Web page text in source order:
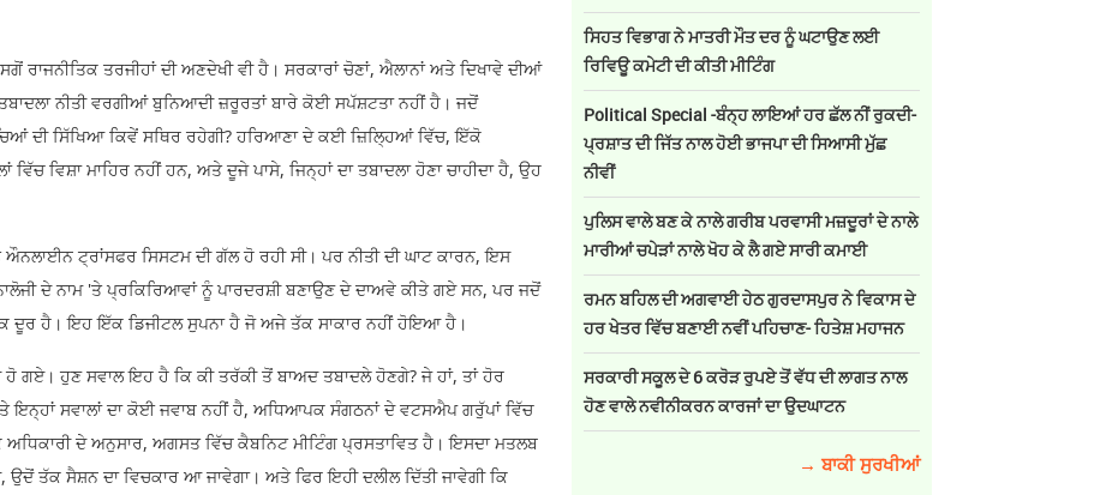
ਰਾਜਨੀਤਿਕ ਤਰਜੀਹਾਂ ਦੀ ਅਣਦੇਖੀ ਵੀ ਹੈ। ਸਰਕਾਰਾਂ ਚੋਣਾਂ, ਐਲਾਨਾਂ ਅਤੇ ਦਿਖਾਵੇ ਦੀਆਂ
ਨੀਤੀ ਵਰਗੀਆਂ ਬੁਨਿਆਦੀ ਜ਼ਰੂਰਤਾਂ ਬਾਰੇ ਕੋਈ ਸਪੱਸ਼ਟਤਾ ਨਹੀਂ ਹੈ। ਜਦੋਂ
ਦੀ ਸਿੱਖਿਆ ਕਿਵੇਂ ਸਥਿਰ ਰਹੇਗੀ? ਹਰਿਆਣਾ ਦੇ ਕਈ ਜ਼ਿਲ੍ਹਿਆਂ ਵਿੱਚ, ਇੱਕੋ
ਵਿਸ਼ਾ ਮਾਹਿਰ ਨਹੀਂ ਹਨ, ਅਤੇ ਦੂਜੇ ਪਾਸੇ, ਜਿਨ੍ਹਾਂ ਦਾ ਤਬਾਦਲਾ ਹੋਣਾ ਚਾਹੀਦਾ ਹੈ, ਉਹ
ਟ੍ਰਾਂਸਫਰ ਸਿਸਟਮ ਦੀ ਗੱਲ ਹੋ ਰਹੀ ਸੀ। ਪਰ ਨੀਤੀ ਦੀ ਘਾਟ ਕਾਰਨ, ਇਸ
ਦੇ ਨਾਮ 'ਤੇ ਪ੍ਰਕਿਰਿਆਵਾਂ ਨੂੰ ਪਾਰਦਰਸ਼ੀ ਬਣਾਉਣ ਦੇ ਦਾਅਵੇ ਕੀਤੇ ਗਏ ਸਨ, ਪਰ ਜਦੋਂ
ਦੂਰ ਹੈ। ਇਹ ਇੱਕ ਡਿਜੀਟਲ ਸੁਪਨਾ ਹੈ ਜੋ ਅਜੇ ਤੱਕ ਸਾਕਾਰ ਨਹੀਂ ਹੋਇਆ ਹੈ।
ਹੁਣ ਸਵਾਲ ਇਹ ਹੈ ਕਿ ਕੀ ਤਰੱਕੀ ਤੋਂ ਬਾਅਦ ਤਬਾਦਲੇ ਹੋਣਗੇ? ਜੇ ਹਾਂ, ਤਾਂ ਹੋਰ
ਇਨ੍ਹਾਂ ਸਵਾਲਾਂ ਦਾ ਕੋਈ ਜਵਾਬ ਨਹੀਂ ਹੈ, ਅਧਿਆਪਕ ਸੰਗਠਨਾਂ ਦੇ ਵਟਸਐਪ ਗਰੁੱਪਾਂ ਵਿੱਚ
ਅਧਿਕਾਰੀ ਦੇ ਅਨੁਸਾਰ, ਅਗਸਤ ਵਿੱਚ ਕੈਬਨਿਟ ਮੀਟਿੰਗ ਪ੍ਰਸਤਾਵਿਤ ਹੈ। ਇਸਦਾ ਮਤਲਬ
ਤੱਕ ਸੈਸ਼ਨ ਦਾ ਵਿਚਕਾਰ ਆ ਜਾਵੇਗਾ। ਅਤੇ ਫਿਰ ਇਹੀ ਦਲੀਲ ਦਿੱਤੀ ਜਾਵੇਗੀ ਕਿ
ਸਿਹਤ ਵਿਭਾਗ ਨੇ ਮਾਤਰੀ ਮੌਤ ਦਰ ਨੂੰ ਘਟਾਉਣ ਲਈ
ਰਿਵਿਊ ਕਮੇਟੀ ਦੀ ਕੀਤੀ ਮੀਟਿੰਗ
Political Special -ਬੰਨ੍ਹ ਲਾਇਆਂ ਹਰ ਛੱਲ ਨੀਂ ਰੁਕਦੀ-
ਪ੍ਰਸ਼ਾਤ ਦੀ ਜਿੱਤ ਨਾਲ ਹੋਈ ਭਾਜਪਾ ਦੀ ਸਿਆਸੀ ਮੁੱਛ
ਨੀਵੀਂ
ਪੁਲਿਸ ਵਾਲੇ ਬਣ ਕੇ ਨਾਲੇ ਗਰੀਬ ਪਰਵਾਸੀ ਮਜ਼ਦੂਰਾਂ ਦੇ ਨਾਲੇ
ਮਾਰੀਆਂ ਚਪੇੜਾਂ ਨਾਲੇ ਖੋਹ ਕੇ ਲੈ ਗਏ ਸਾਰੀ ਕਮਾਈ
ਰਮਨ ਬਹਿਲ ਦੀ ਅਗਵਾਈ ਹੇਠ ਗੁਰਦਾਸਪੁਰ ਨੇ ਵਿਕਾਸ ਦੇ
ਹਰ ਖੇਤਰ ਵਿੱਚ ਬਣਾਈ ਨਵੀਂ ਪਹਿਚਾਣ- ਹਿਤੇਸ਼ ਮਹਾਜਨ
ਸਰਕਾਰੀ ਸਕੂਲ ਦੇ 6 ਕਰੋੜ ਰੁਪਏ ਤੋਂ ਵੱਧ ਦੀ ਲਾਗਤ ਨਾਲ
ਹੋਣ ਵਾਲੇ ਨਵੀਨੀਕਰਨ ਕਾਰਜਾਂ ਦਾ ਉਦਘਾਟਨ
→ ਬਾਕੀ ਸੁਰਖੀਆਂ